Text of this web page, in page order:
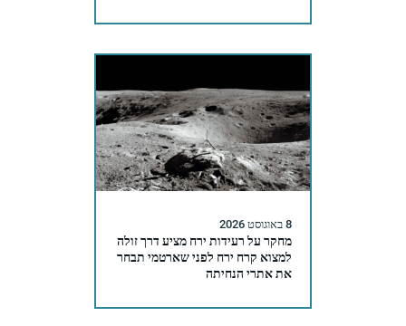
8 באוגוסט 2026
מחקר על רעידות ירח מציע דרך זולה
למצוא קרח ירח לפני שארטמי תבחר
את אתרי הנחיתה